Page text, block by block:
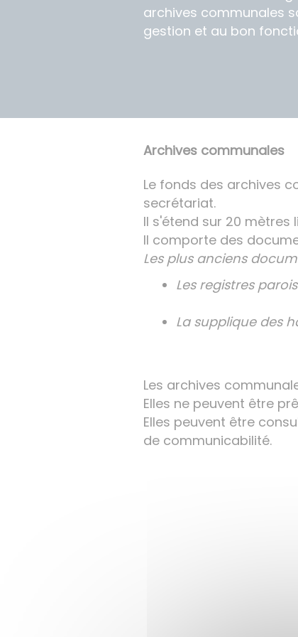
archives communales
gestion et au bon
Archives communales
Le fonds des archives
secrétariat.
Il s'étend sur 20 mètres
Il comporte des
Les plus anciens
Les registres
La supplique des
Les archives
Elles ne peuvent être
Elles peuvent être
de communicabilité.